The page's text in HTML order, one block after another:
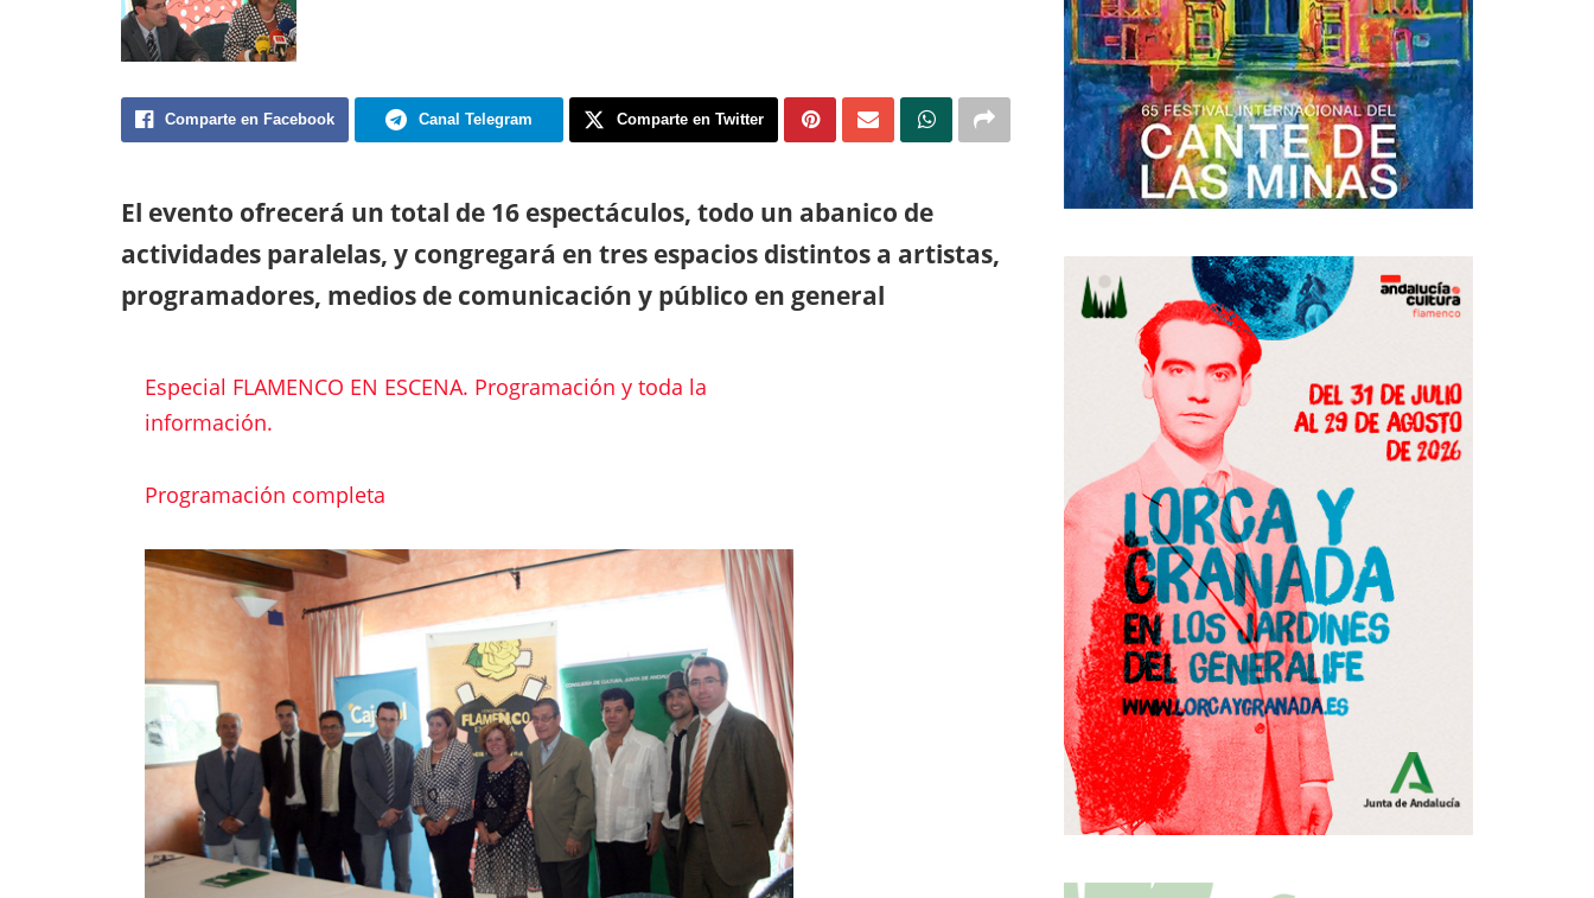
Comparte en Facebook Canal Telegram Comparte en Twitter
El evento ofrecerá un total de 16 espectáculos, todo un abanico de
actividades paralelas, y congregará en tres espacios distintos a artistas,
programadores, medios de comunicación y público en general
Especial FLAMENCO EN ESCENA. Programación y toda la
información.
Programación completa